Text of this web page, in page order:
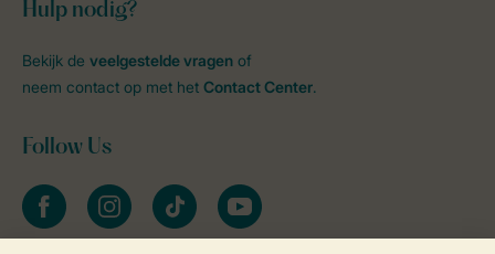
Hulp nodig?
Bekijk de veelgestelde vragen of
neem contact op met het Contact Center.
Follow Us
facebookinstagramtiktok youtube